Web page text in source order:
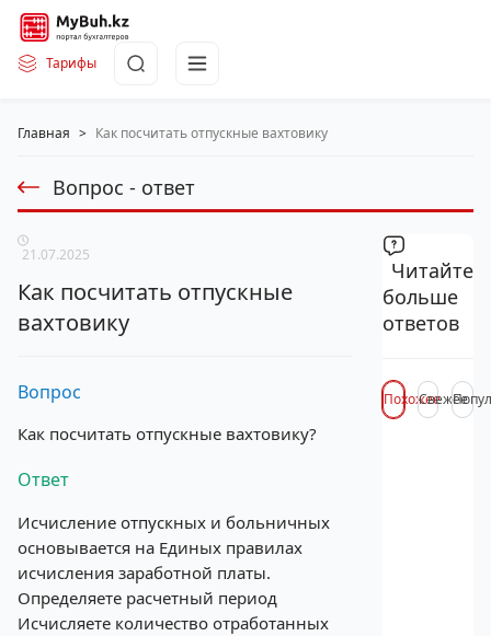
Тарифы
Главная > Как посчитать отпускные вахтовику
Вопрос - ответ
21.07.2025
Как посчитать отпускные
вахтовику
Вопрос
Как посчитать отпускные вахтовику?
Ответ
Исчисление отпускных и больничных
основывается на Единых правилах
исчисления заработной платы.
Определяете расчетный период
Исчисляете количество отработанных
Читайте
больше
ответов
ПохожееСвежее